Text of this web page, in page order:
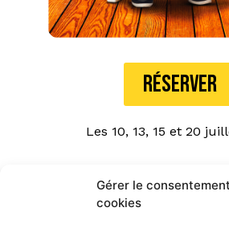
Gérer le
cookies
RÉSERVER
Les 10, 13, 15 et 20
Horaire : Le vendredi 10 juillet
13 juillet à 18h20 / Le